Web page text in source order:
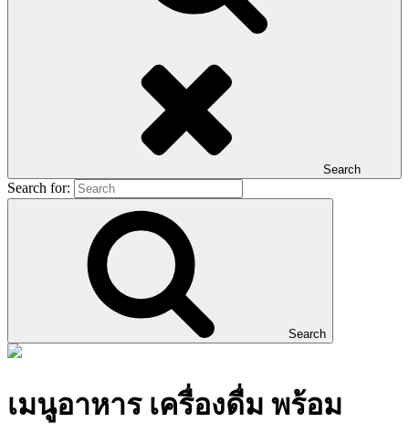
Search
Search for:
Search
เมนูอาหาร เครื่องดื่ม พร้อม